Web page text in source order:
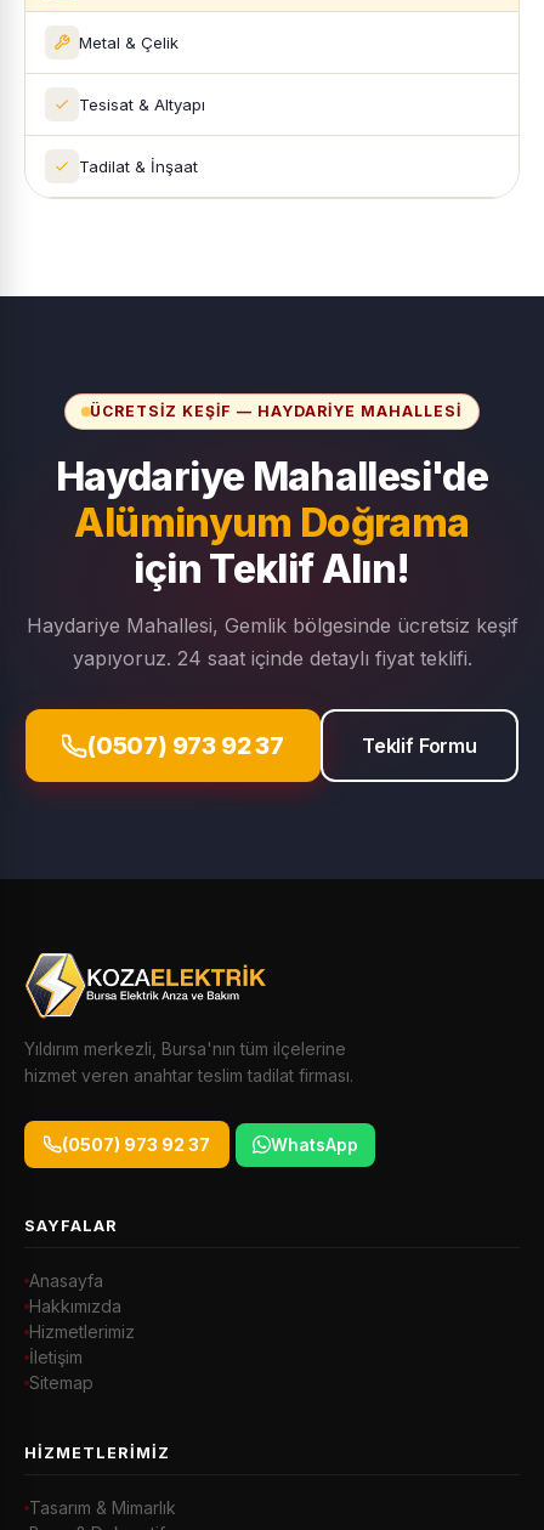
Metal & Çelik
Tesisat & Altyapı
Tadilat & İnşaat
ÜCRETSIZ KEŞIF — HAYDARIYE MAHALLESI
Haydariye Mahallesi'de
Alüminyum Doğrama
için Teklif Alın!
Haydariye Mahallesi, Gemlik bölgesinde ücretsiz keşif
yapıyoruz. 24 saat içinde detaylı fiyat teklifi.
(0507) 973 92 37 Teklif Formu
Yıldırım merkezli, Bursa'nın tüm ilçelerine
hizmet veren anahtar teslim tadilat firması.
(0507) 973 92 37 WhatsApp
SAYFALAR
Anasayfa
Hakkımızda
Hizmetlerimiz
İletişim
Sitemap
HIZMETLERIMIZ
Tasarım & Mimarlık